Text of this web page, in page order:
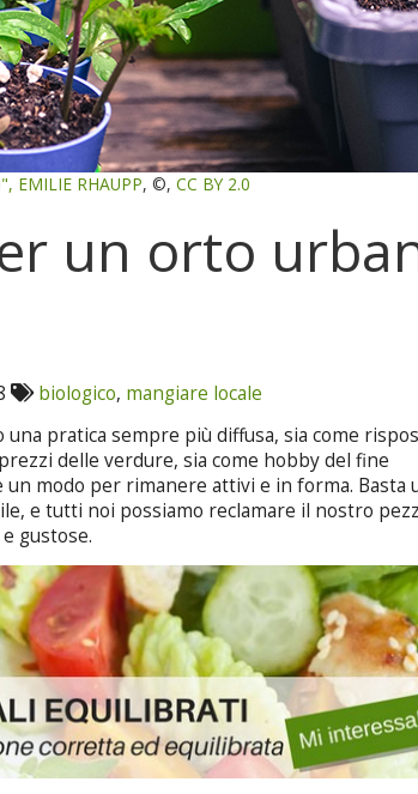
EMILIE RHAUPP, ©,CC BY 2.0
un orto
biologico, mangiare locale
pratica sempre più diffusa, sia come
delle verdure, sia come hobby del fine
modo per rimanere attivi e in forma. Basta
e tutti noi possiamo reclamare il nostro
gustose.